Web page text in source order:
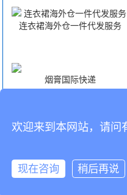
连衣裙海外仓一件代发服务
烟膏国际快递
烟膏国际空运服务
CopyRight © 深
欢迎来到本网站，请问
现在咨询 稍后再说